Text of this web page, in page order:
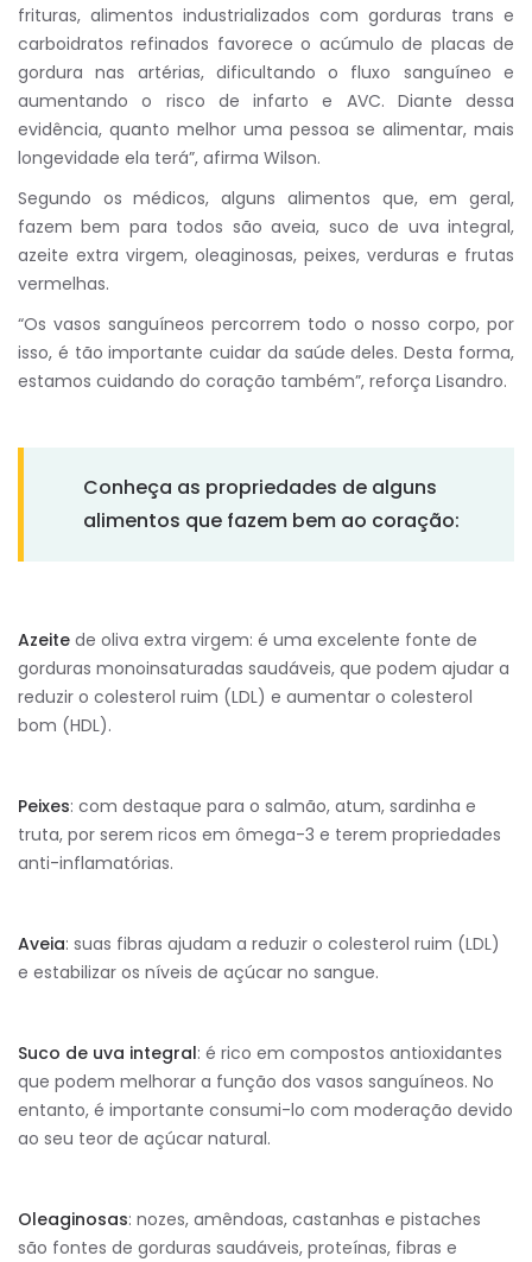
frituras, alimentos industrializados com gorduras trans e
carboidratos refinados favorece o acúmulo de placas de
gordura nas artérias, dificultando o fluxo sanguíneo e
aumentando o risco de infarto e AVC. Diante dessa
evidência, quanto melhor uma pessoa se alimentar, mais
longevidade ela terá”, afirma Wilson.
Segundo os médicos, alguns alimentos que, em geral,
fazem bem para todos são aveia, suco de uva integral,
azeite extra virgem, oleaginosas, peixes, verduras e frutas
vermelhas.
“Os vasos sanguíneos percorrem todo o nosso corpo, por
isso, é tão importante cuidar da saúde deles. Desta forma,
estamos cuidando do coração também”, reforça Lisandro.
Conheça as propriedades de alguns
alimentos que fazem bem ao coração:
Azeite de oliva extra virgem: é uma excelente fonte de
gorduras monoinsaturadas saudáveis, que podem ajudar a
reduzir o colesterol ruim (LDL) e aumentar o colesterol
bom (HDL).
Peixes: com destaque para o salmão, atum, sardinha e
truta, por serem ricos em ômega-3 e terem propriedades
anti-inflamatórias.
Aveia: suas fibras ajudam a reduzir o colesterol ruim (LDL)
e estabilizar os níveis de açúcar no sangue.
Suco de uva integral: é rico em compostos antioxidantes
que podem melhorar a função dos vasos sanguíneos. No
entanto, é importante consumi-lo com moderação devido
ao seu teor de açúcar natural.
Oleaginosas: nozes, amêndoas, castanhas e pistaches
são fontes de gorduras saudáveis, proteínas, fibras e